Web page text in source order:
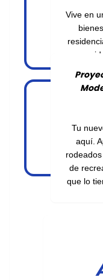
Vive en
y
Tu
aquí.
de
que lo